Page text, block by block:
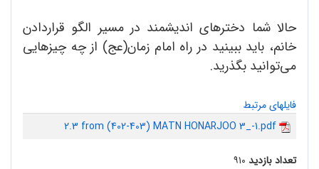
حالا شما دخترهای اندیشمند در مسیر الگو قراردادن
خانم، باید ببینید در راه امام زمان‌(عج) از چه چیزهایی
می‌توانید بگذرید.
فایلهای مرتبط
2.3 from (402-403) MATN HONARJOO 3_-1.pdf
تعداد بازدید ۹۱۰